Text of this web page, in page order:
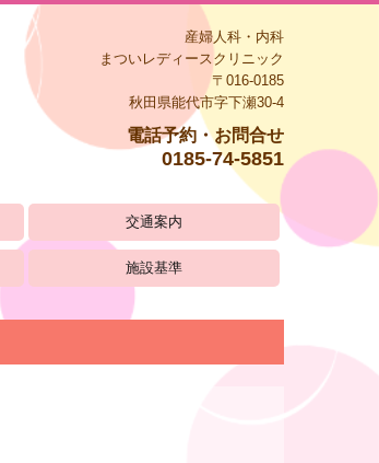
産婦人科・内科
まついレディースクリニック
〒016-0185
秋田県能代市字下瀬30-4
電話予約・お問合せ
0185-74-5851
交通案内
施設基準